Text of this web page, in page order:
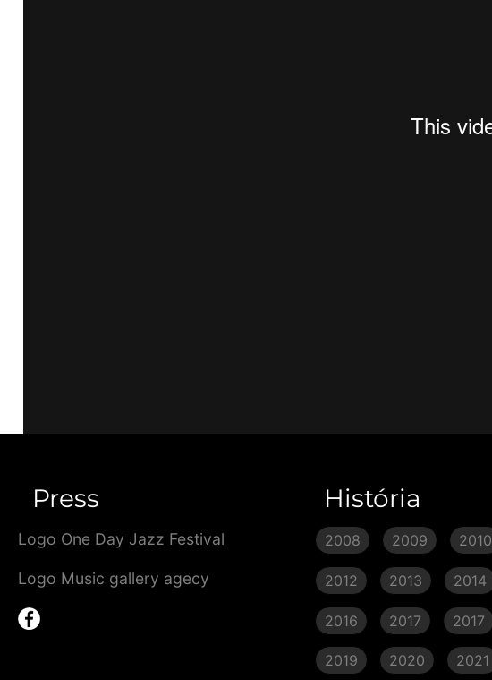
Press
Logo One Day Jazz Festival
Logo Music gallery agecy
História
2008 2009 2010
2012 2013 2014
2016 2017 2017
2019 2020 2021